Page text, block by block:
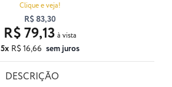
Clique e veja!
R$ 83,30
5x R$ 16,66 sem juros
R$ 79,13
DESCRIÇÃO